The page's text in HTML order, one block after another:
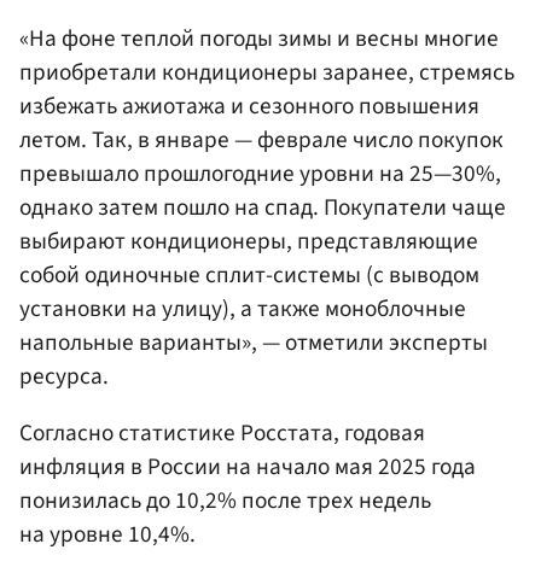
«На фоне теплой погоды зимы и весны многие
приобретали кондиционеры заранее, стремясь
избежать ажиотажа и сезонного повышения
летом. Так, в январе — феврале число покупок
превышало прошлогодние уровни на 25—30%,
однако затем пошло на спад. Покупатели чаще
выбирают кондиционеры, представляющие
собой одиночные сплит-системы (с выводом
установки на улицу), а также моноблочные
напольные варианты», — отметили эксперты
ресурса.
Согласно статистике Росстата, годовая
инфляция в России на начало мая 2025 года
понизилась до 10,2% после трех недель
на уровне 10,4%.